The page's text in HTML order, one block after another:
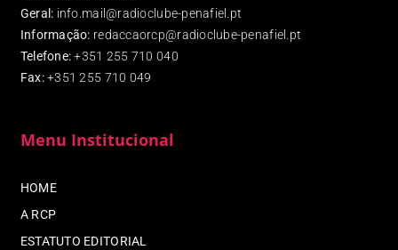
Geral: info.mail@radioclube-penafiel.pt
Informação: redaccaorcp@radioclube-penafiel.pt
Telefone: +351 255 710 040
Fax:+351 255 710 049
Menu Institucional
HOME
A RCP
ESTATUTO EDITORIAL